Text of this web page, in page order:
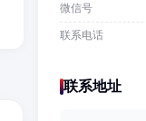
微信号
联系电话
联系地址